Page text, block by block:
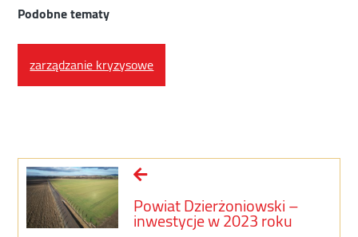
Podobne tematy
zarządzanie kryzysowe
Powiat Dzierżoniowski –
inwestycje w 2023 roku